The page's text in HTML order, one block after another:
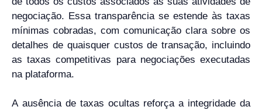
negociação. Essa transparência se estende às taxas
mínimas cobradas, com comunicação clara sobre os
detalhes de quaisquer custos de transação, incluindo
as taxas competitivas para negociações executadas
na plataforma.
A ausência de taxas ocultas reforça a integridade da